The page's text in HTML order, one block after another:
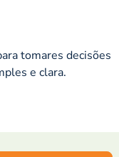
tomares decisões
e clara.